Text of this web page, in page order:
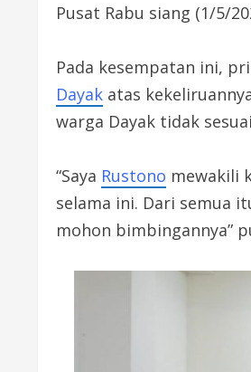
Pusat Rabu siang (1/5/
Pada kesempatan ini,
Dayak atas
warga Dayak tidak
“Saya Rustono mewakili
selama ini. Dari semua
mohon bimbingannya”